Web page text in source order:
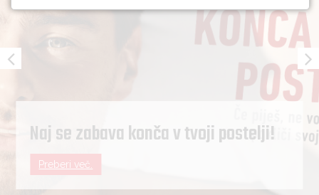
Naj se zabava konča v tvoji postelji!
Preberi več.